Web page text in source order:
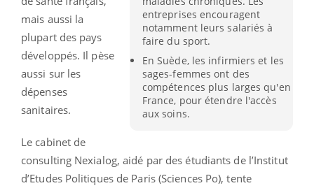
entreprises encouragent
notamment leurs salariés à
faire du sport.
En Suède, les infirmiers et les
sages-femmes ont des
compétences plus larges qu'en
France, pour étendre l'accès
aux soins.
mais aussi la
plupart des pays
développés. Il pèse
aussi sur les
dépenses
sanitaires.
Le cabinet de
consulting Nexialog, aidé par des étudiants de l’Institut
d’Etudes Politiques de Paris (Sciences Po), tente